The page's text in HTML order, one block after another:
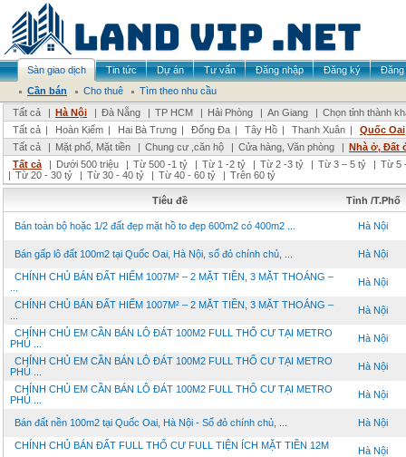
Sàn giao dịch Tin tức Dự án Tư vấn Đăng nhập Đăng ký
Đăng
Cần bán
Cho thuê
Tìm theo nhu cầu
Tất cả
| Hà Nội | Đà Nẵng | TP HCM | Hải Phòng | An Giang | Chọn tỉnh thành
Tất cả | Hoàn Kiếm | Hai Bà Trưng | Đống Đa | Tây Hồ | Thanh Xuân |
Quốc Oai
Tất cả
| Mặt phố, Mặt tiền | Chung cư ,căn hộ | Cửa hàng, Văn phòng | Nhà ở, Đất
Tất cả
| Dưới 500 triệu | Từ 500 -1 tỷ | Từ 1 -2 tỷ | Từ 2 -3 tỷ | Từ 3 – 5 tỷ | Từ 5
| Từ 20 - 30 tỷ | Từ 30 - 40 tỷ | Từ 40 - 60 tỷ | Trên 60 tỷ
Tiêu đề Tỉnh /T.Phố
Bán toàn bộ hoặc 1/2 đất đẹp mặt hồ to đẹp 600m2 có 400m2 ... Hà Nội
Bán gấp lô đất 100m2 tại Quốc Oai, Hà Nội, sổ đỏ chính chủ, ... Hà Nội
CHÍNH CHỦ BÁN ĐẤT HIẾM 1007M² – 2 MẶT TIỀN, 3 MẶT THOÁNG –
Hà Nội
CHÍNH CHỦ BÁN ĐẤT HIẾM 1007M² – 2 MẶT TIỀN, 3 MẶT THOÁNG –
Hà Nội
CHÍNH CHỦ EM CẦN BÁN LÔ ĐÁT 100M2 FULL THỔ CƯ TẠI METRO
PHÚ ...
Hà Nội
CHÍNH CHỦ EM CẦN BÁN LÔ ĐÁT 100M2 FULL THỔ CƯ TẠI METRO
PHÚ ...
Hà Nội
CHÍNH CHỦ EM CẦN BÁN LÔ ĐÁT 100M2 FULL THỔ CƯ TẠI METRO
PHÚ ...
Hà Nội
Bán đất nền 100m2 tại Quốc Oai, Hà Nội - Sổ đỏ chính chủ, ... Hà Nội
CHÍNH CHỦ BÁN ĐẤT FULL THỔ CƯ FULL TIỆN ÍCH MẶT TIỀN 12M
Hà Nội